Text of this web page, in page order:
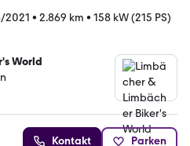
2021 • 2.869 km • 158 kW (215 PS)
World
Kontakt Parken